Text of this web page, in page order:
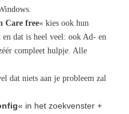
Care free« kies ook hun
dat is heel veel: ook Ad- en
compleet hulpje. Alle
dat niets aan je probleem zal
« in het zoekvenster +